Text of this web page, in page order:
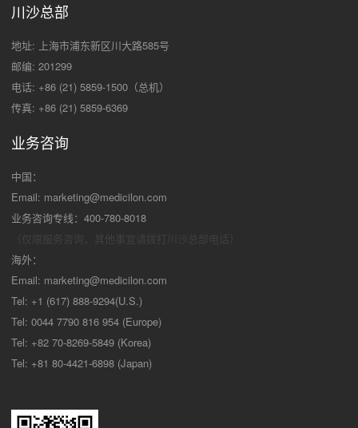
川沙总部
地址: 上海市浦东新区川大路585号
邮编: 201299
电话: +86 (21) 5859-1500（总机）
传真: +86 (21) 5859-6369
业务咨询
中国：
Email: marketing@medicilon.com
业务咨询专线：400-780-8018
海外：
Email: marketing@medicilon.com
Tel: +1 (617) 888-9294(U.S.)
Tel: 0044 7790 816 954 (Europe)
Tel: +82 70-8269-5849 (Korea)
Tel: +81 80-4421-6898 (Japan)